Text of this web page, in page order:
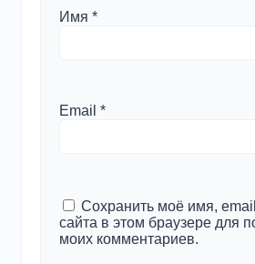
Имя *
Email *
Сохранить моё имя,
сайта в этом браузере для
моих комментариев.